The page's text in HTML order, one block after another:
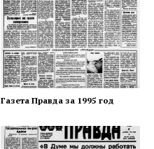
Газета Правда за 1995 год